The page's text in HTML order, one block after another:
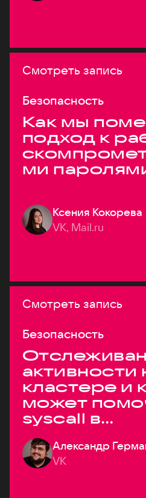
Смотреть запись
Безопасность
Как мы
подход к
ми
Ксения Кокорева
VK, Mail.ru
Смотреть запись
Безопасность
активности
кластере и
может
syscall в
системах
Александр
VK